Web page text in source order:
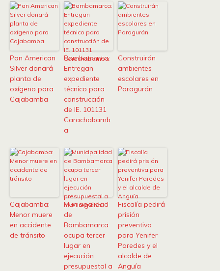
Pan American
Silver donará
planta de
oxígeno para
Cajabamba
Bambamarca:
Entregan
expediente
técnico para
construcción
de IE. 101131
Carachabamb
a
Construirán
ambientes
escolares en
Paragurán
Cajabamba:
Menor muere
en accidente
de tránsito
Municipalidad
de
Bambamarca
ocupa tercer
lugar en
ejecución
presupuestal a
Fiscalía pedirá
prisión
preventiva
para Yenifer
Paredes y el
alcalde de
Anguía